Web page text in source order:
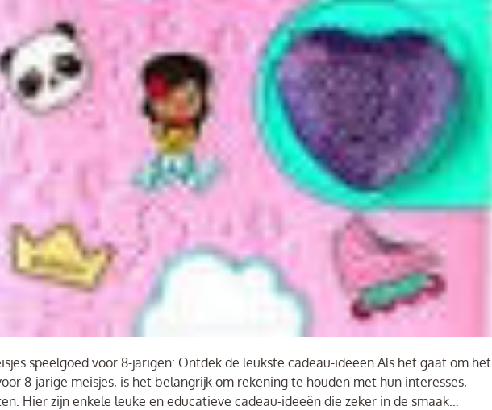
speelgoed voor 8-jarigen: Ontdek de leukste cadeau-ideeën Als het gaat om het
8-jarige meisjes, is het belangrijk om rekening te houden met hun interesses,
Hier zijn enkele leuke en educatieve cadeau-ideeën die zeker in de smaak…